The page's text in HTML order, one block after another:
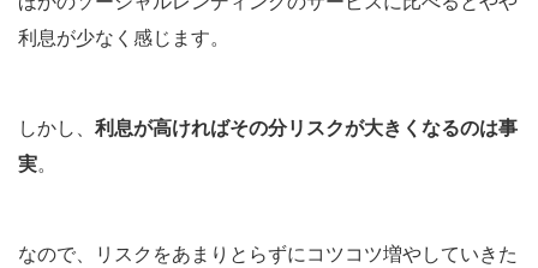
利息が少なく感じます。
しかし、 利息が高ければその分リスクが大きくなるのは事
実。
なので、リスクをあまりとらずにコツコツ増やしていきた